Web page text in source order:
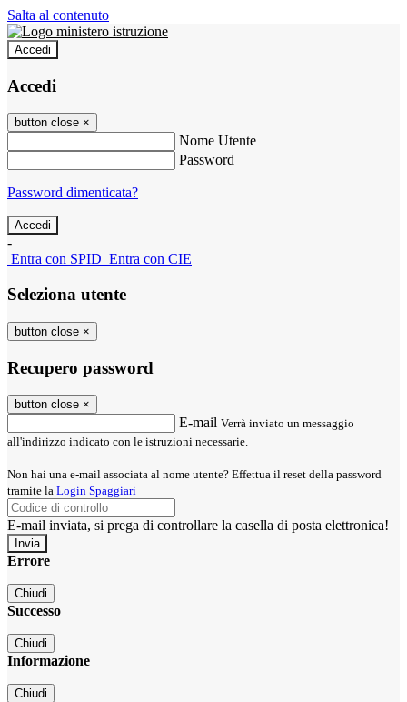
Salta al contenuto
Accedi
Accedi
button close ×
Nome Utente
Password
Password dimenticata?
-
Entra con SPID Entra con CIE
Seleziona utente
button close ×
Recupero password
button close ×
E-mail Verrà inviato un messaggio
all'indirizzo indicato con le istruzioni necessarie.
Non hai una e-mail associata al nome utente? Effettua il reset della password
tramite la Login Spaggiari
E-mail inviata, si prega di controllare la casella di posta elettronica!
Errore
Chiudi
Successo
Chiudi
Informazione
Chiudi